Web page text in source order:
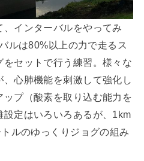
インターバルをやってみ
ルは80%以上の力で走るス
をセットで行う練習。様々な
心肺機能を刺激して強化し
プ（酸素を取り込む能力を
定はいろいろあるが、1km
ルのゆっくりジョグの組み